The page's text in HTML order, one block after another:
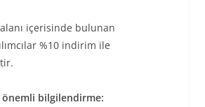
içerisinde bulunan
%10 indirim ile
bilgilendirme: